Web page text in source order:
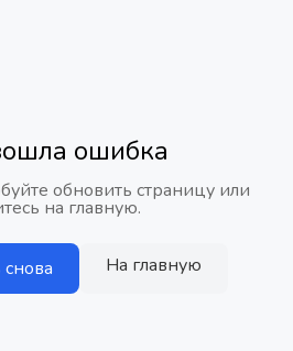
ошибка
обновить страницу или
на главную.
На главную